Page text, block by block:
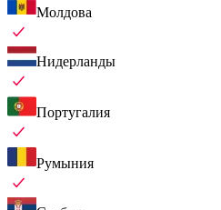
Молдова
Нидерланды
Португалия
Румыния